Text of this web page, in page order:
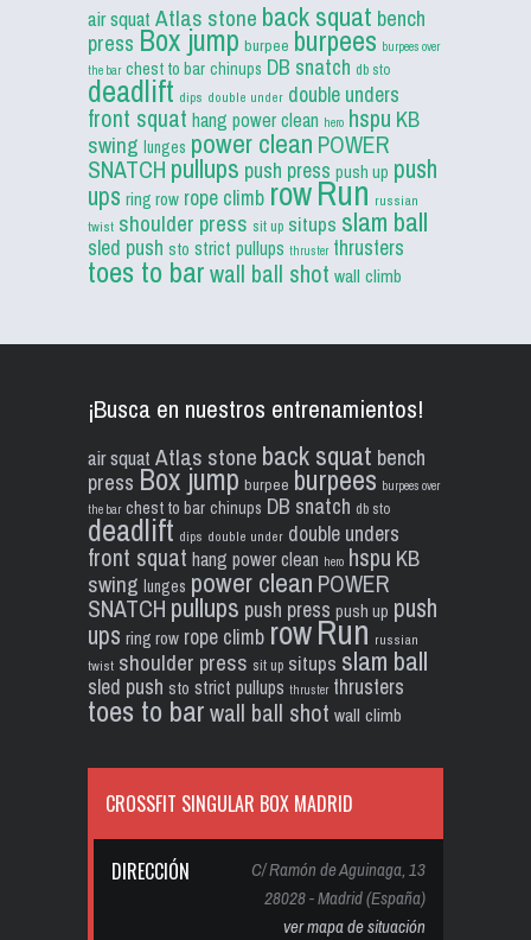
air squat Atlas stone back squat bench
press Box jump burpee burpees burpees over
the bar chest to bar chinups DB snatch db sto
deadlift dips double under double unders
front squat hang power clean hero hspu KB
swing lunges power clean POWER
SNATCH pullups push press push up push
ups ring row rope climb rowRun russian
twist shoulder press sit up situps slam ball
sled push sto strict pullups thruster thrusters
toes to barwall ball shot wall climb
¡Busca en nuestros entrenamientos!
air squat Atlas stone back squat bench
press Box jump burpee burpees burpees over
the bar chest to bar chinups DB snatch db sto
deadlift dips double under double unders
front squat hang power clean hero hspu KB
swing lunges power clean POWER
SNATCH pullups push press push up push
ups ring row rope climb rowRun russian
twist shoulder press sit up situps slam ball
sled push sto strict pullups thruster thrusters
toes to barwall ball shot wall climb
CROSSFIT SINGULAR BOX MADRID
DIRECCIÓN
C/ Ramón de Aguinaga, 13
28028 - Madrid (España)
ver mapa de situación